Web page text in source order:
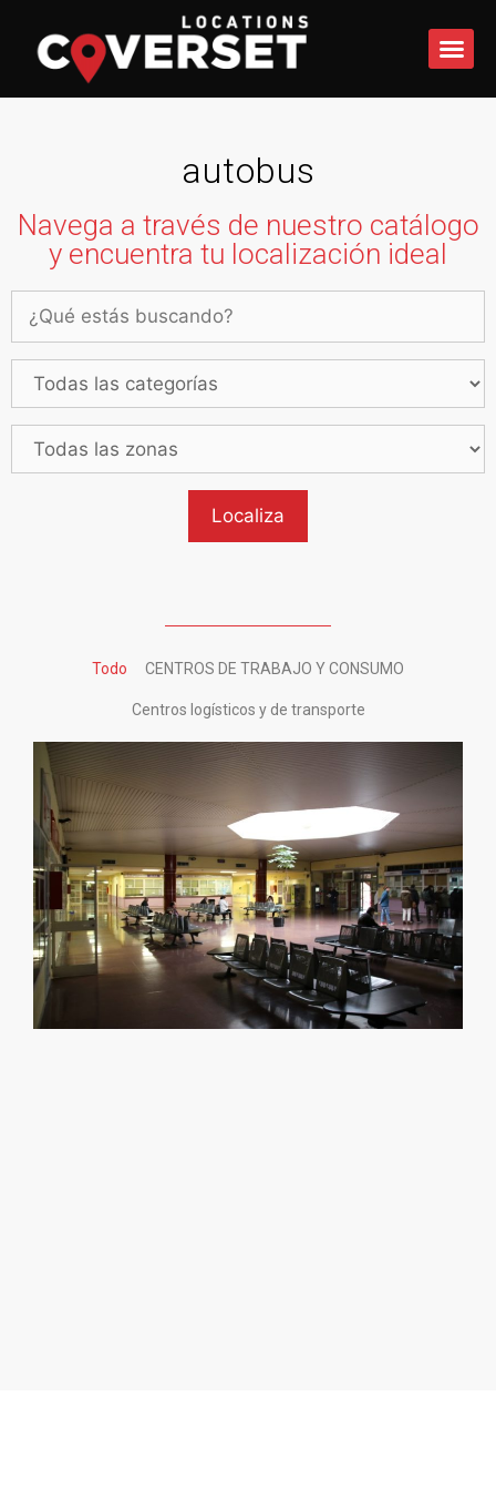
autobus
Navega a través de nuestro catálogo
y encuentra tu localización ideal
Todo CENTROS DE TRABAJO Y CONSUMO
Centros logísticos y de transporte